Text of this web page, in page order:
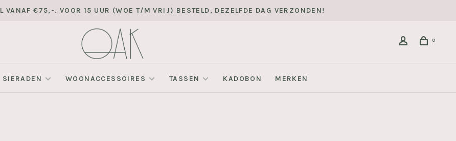
VANAF €75,-. VOOR 15 UUR (WOE T/M VRIJ) BESTELD, DEZELFDE DAG VERZONDEN!
0
SIERADEN WOONACCESSOIRES TASSEN KADOBON MERKEN